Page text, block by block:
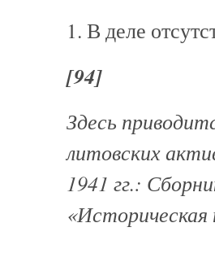
1. В деле
[94]
Здесь
литовских
1941 гг.: